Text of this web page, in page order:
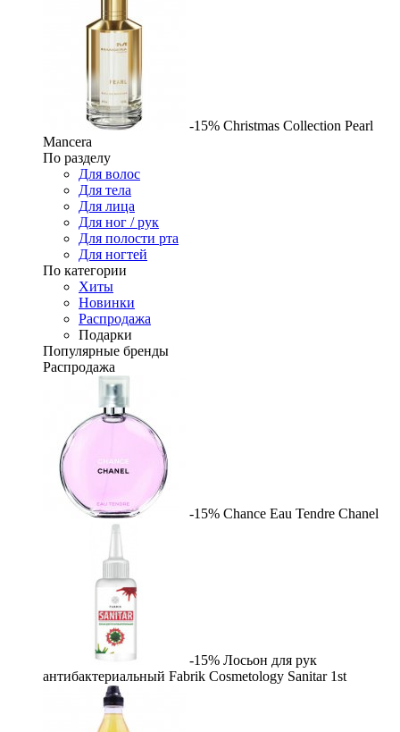
-15% Christmas Collection Pearl
Mancera
По разделу
Для волос
Для тела
Для лица
Для ног / рук
Для полости рта
Для ногтей
По категории
Хиты
Новинки
Распродажа
Подарки
Популярные бренды
Распродажа
-15% Chance Eau Tendre Chanel
-15% Лосьон для рук
антибактериальный Fabrik Cosmetology Sanitar 1st